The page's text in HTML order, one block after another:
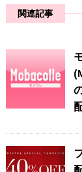
関連記事